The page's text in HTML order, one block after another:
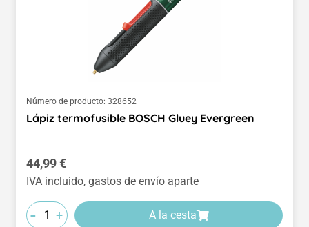
Número de producto: 328652
Lápiz termofusible BOSCH Gluey Evergreen
Precio normal:
44,99 €
IVA incluido, gastos de envío aparte
- + A la cesta